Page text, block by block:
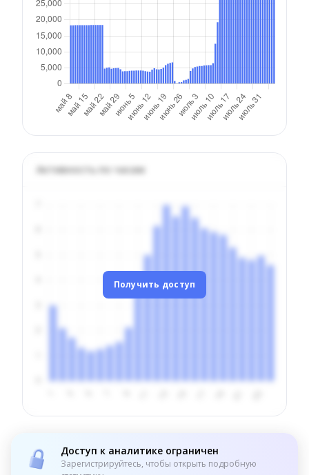
Активность по часам
Получить доступ
Доступ к аналитике ограничен
Зарегистрируйтесь, чтобы открыть подробную